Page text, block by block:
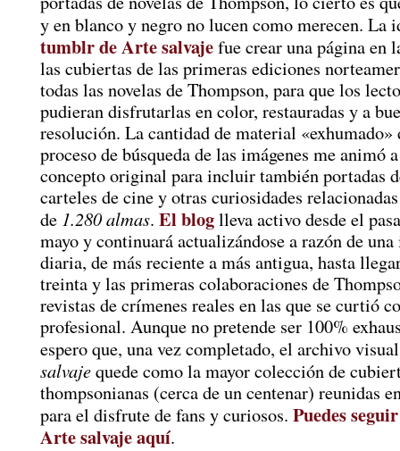
y en blanco y negro no lucen como merecen. La
tumblr de Arte salvajefue crear una página en
las cubiertas de las primeras ediciones
todas las novelas de Thompson, para que los
pudieran disfrutarlas en color, restauradas y a
resolución. La cantidad de material «exhumado»
proceso de búsqueda de las imágenes me animó
concepto original para incluir también portadas
carteles de cine y otras curiosidades
de 1.280 almas. El bloglleva activo desde el
mayo y continuará actualizándose a razón de una
diaria, de más reciente a más antigua, hasta
treinta y las primeras colaboraciones de
revistas de crímenes reales en las que se curtió
profesional. Aunque no pretende ser 100%
espero que, una vez completado, el archivo
salvajequede como la mayor colección de
thompsonianas (cerca de un centenar) reunidas
para el disfrute de fans y curiosos. Puedes
Arte salvaje aquí.